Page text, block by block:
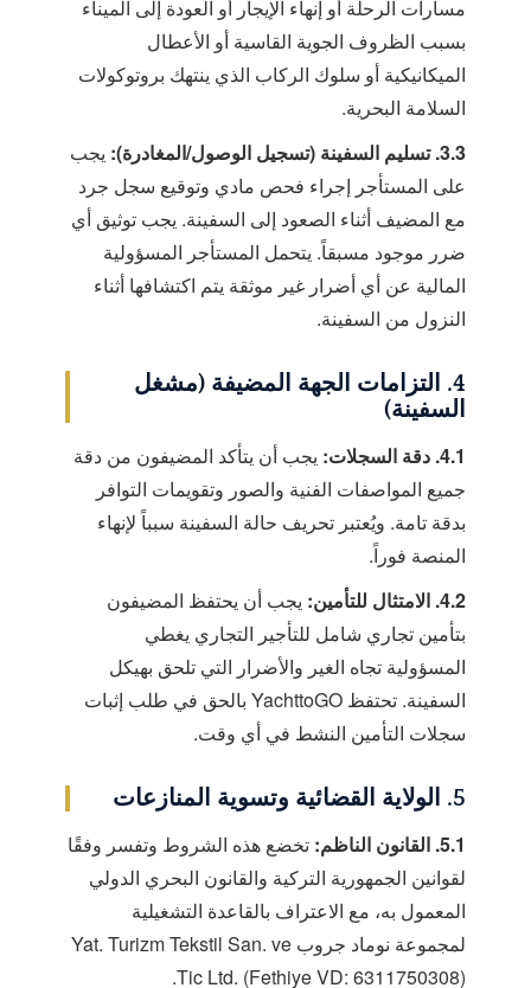
مسارات الرحلة أو إنهاء الإيجار أو العودة إلى الميناء
بسبب الظروف الجوية القاسية أو الأعطال
الميكانيكية أو سلوك الركاب الذي ينتهك بروتوكولات
السلامة البحرية.
3.3. تسليم السفينة (تسجيل الوصول/المغادرة):
يجب
على المستأجر إجراء فحص مادي وتوقيع سجل جرد
مع المضيف أثناء الصعود إلى السفينة. يجب توثيق أي
ضرر موجود مسبقاً. يتحمل المستأجر المسؤولية
المالية عن أي أضرار غير موثقة يتم اكتشافها أثناء
النزول من السفينة.
4. التزامات الجهة المضيفة (مشغل
السفينة)
4.1. دقة السجلات:
يجب أن يتأكد المضيفون من دقة
جميع المواصفات الفنية والصور وتقويمات التوافر
بدقة تامة. ويُعتبر تحريف حالة السفينة سبباً لإنهاء
المنصة فوراً.
4.2. الامتثال للتأمين:
يجب أن يحتفظ المضيفون
بتأمين تجاري شامل للتأجير التجاري يغطي
المسؤولية تجاه الغير والأضرار التي تلحق بهيكل
السفينة. تحتفظ YachttoGO بالحق في طلب إثبات
سجلات التأمين النشط في أي وقت.
5. الولاية القضائية وتسوية المنازعات
5.1. القانون الناظم:
تخضع هذه الشروط وتفسر وفقًا
لقوانين الجمهورية التركية والقانون البحري الدولي
المعمول به، مع الاعتراف بالقاعدة التشغيلية
لمجموعة نوماد جروب Yat. Turizm Tekstil San. ve
Tic Ltd. (Fethiye VD: 6311750308).